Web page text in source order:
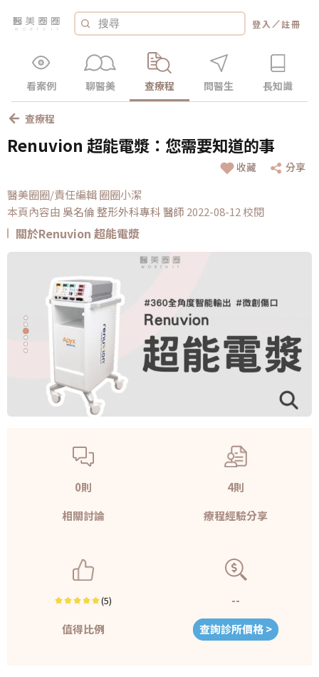
登入 ／註冊
看案例 聊醫美 查療程 問醫生 長知識
查療程
Renuvion 超能電漿：您需要知道的事
收藏 分享
醫美圈圈/責任編輯 圈圈小潔
本頁內容由 吳名倫 整形外科專科醫師 2022-08-12 校閱
關於Renuvion 超能電漿
0則
相關討論
4則
療程經驗分享
(5)
值得比例
--
查詢診所價格 >